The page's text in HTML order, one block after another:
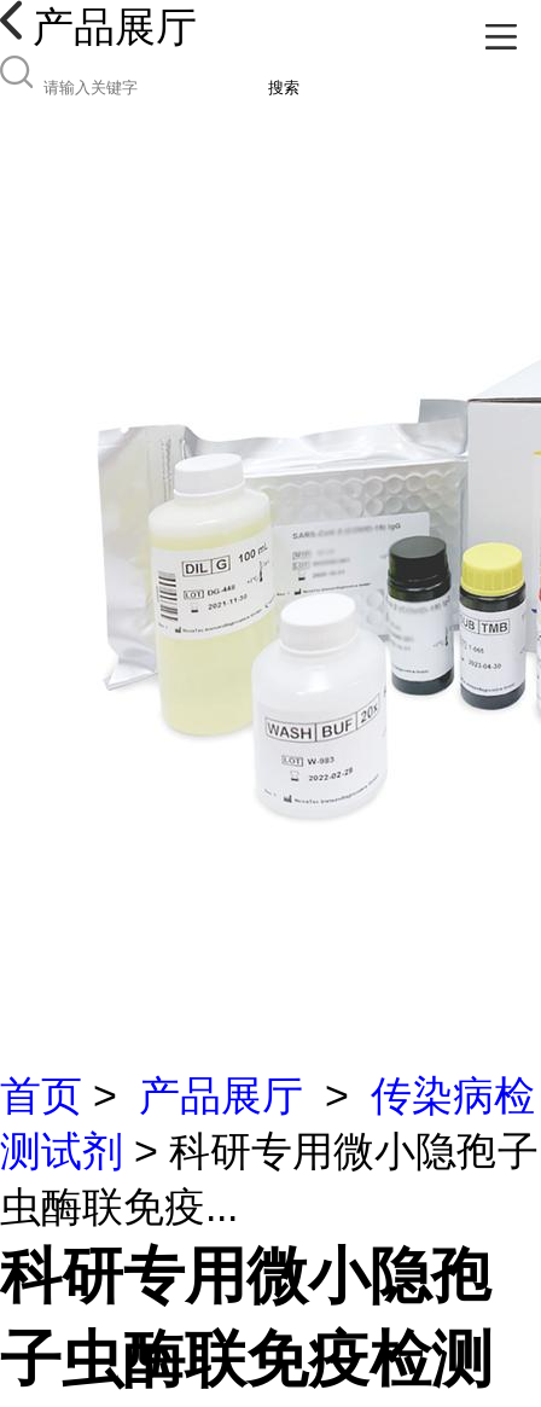
产品展厅
搜索
首页 > 产品展厅 > 传染病检
测试剂 > 科研专用微小隐孢子
虫酶联免疫...
科研专用微小隐孢
子虫酶联免疫检测